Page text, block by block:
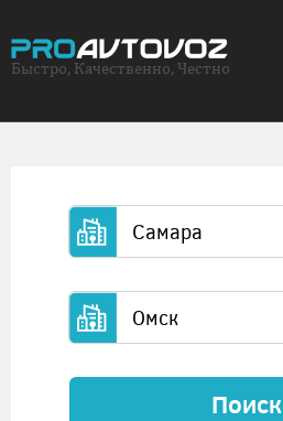
Быстро, Качественно, Честно
Поиск